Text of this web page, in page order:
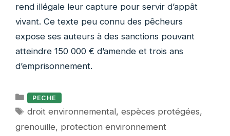
rend illégale leur capture pour servir d’appât
vivant. Ce texte peu connu des pêcheurs
expose ses auteurs à des sanctions pouvant
atteindre 150 000 € d’amende et trois ans
d’emprisonnement.
Catégories
PECHE
Étiquettes
droit environnemental,espèces protégées,
grenouille, protection environnement